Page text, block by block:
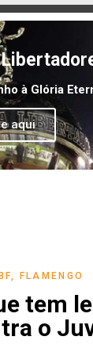
à Glória
aqui
, FLAMENGO
tem
o